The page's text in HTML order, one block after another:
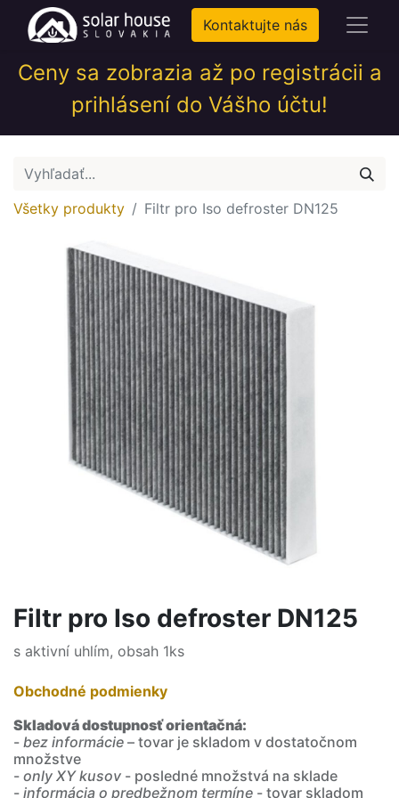
Kontaktujte nás
Ceny sa zobrazia až po registrácii a
prihlásení do Vášho účtu!
Všetky produkty Filtr pro Iso defroster DN125
Filtr pro Iso defroster DN125
s aktivní uhlím, obsah 1ks
Obchodné podmienky
Skladová dostupnosť orientačná:
- bez informácie – tovar je skladom v dostatočnom
množstve
- only XY kusov - posledné množstvá na sklade
- informácia o predbežnom termíne - tovar skladom